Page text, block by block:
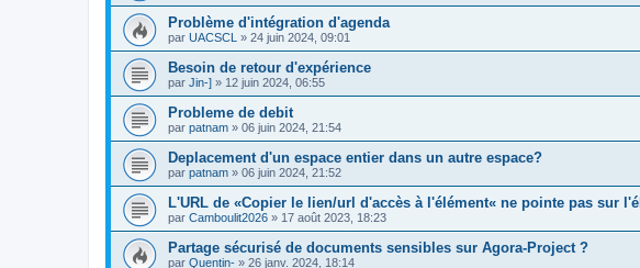
Problème d'intégration d'agenda
par UACSCL » 24 juin 2024, 09:01
Besoin de retour d'expérience
par Jin-] » 12 juin 2024, 06:55
Probleme de debit
par patnam » 06 juin 2024, 21:54
Deplacement d'un espace entier dans un autre espace?
par patnam » 06 juin 2024, 21:52
L'URL de «Copier le lien/url d'accès à l'élément« ne pointe pas sur
par Camboulit2026 » 17 août 2023, 18:23
Partage sécurisé de documents sensibles sur Agora-Project ?
par Quentin- » 26 janv. 2024, 18:14